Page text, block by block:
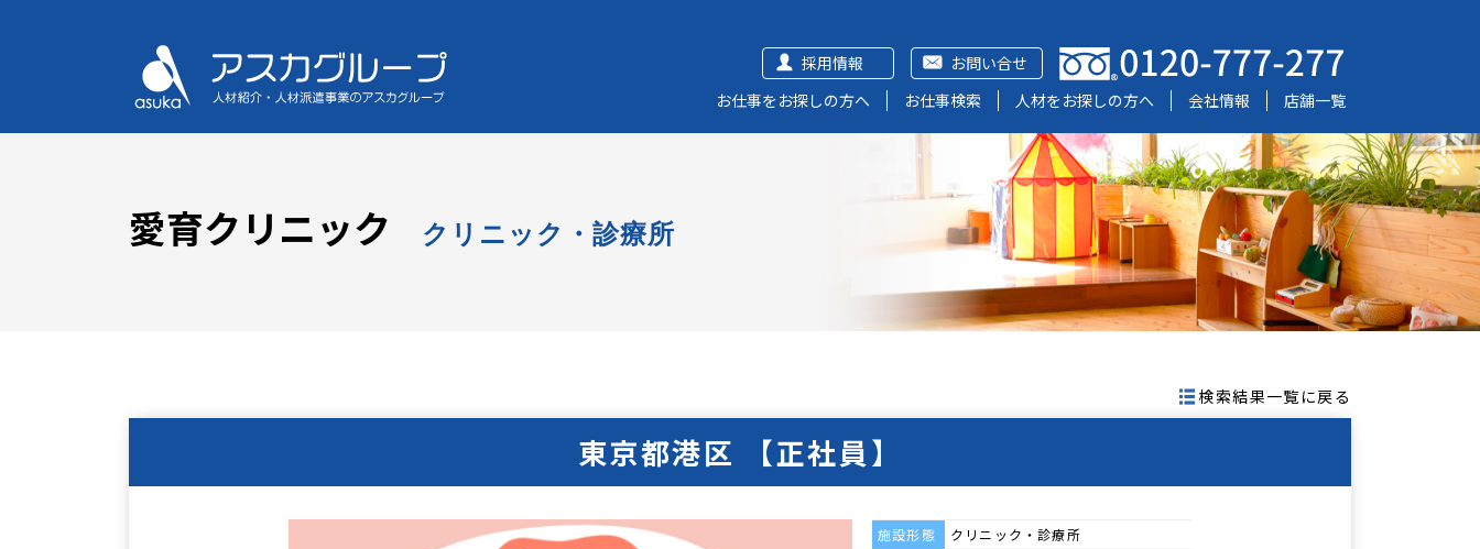
お問い合せ
採用情報
お仕事をお探しの方へ
お仕事検索 人材をお探しの方へ 会社情報 店舗一覧
愛育クリニック クリニック・診療所
検索結果一覧に戻る
東京都港区 【正社員】
施設形態
クリニック・診療所